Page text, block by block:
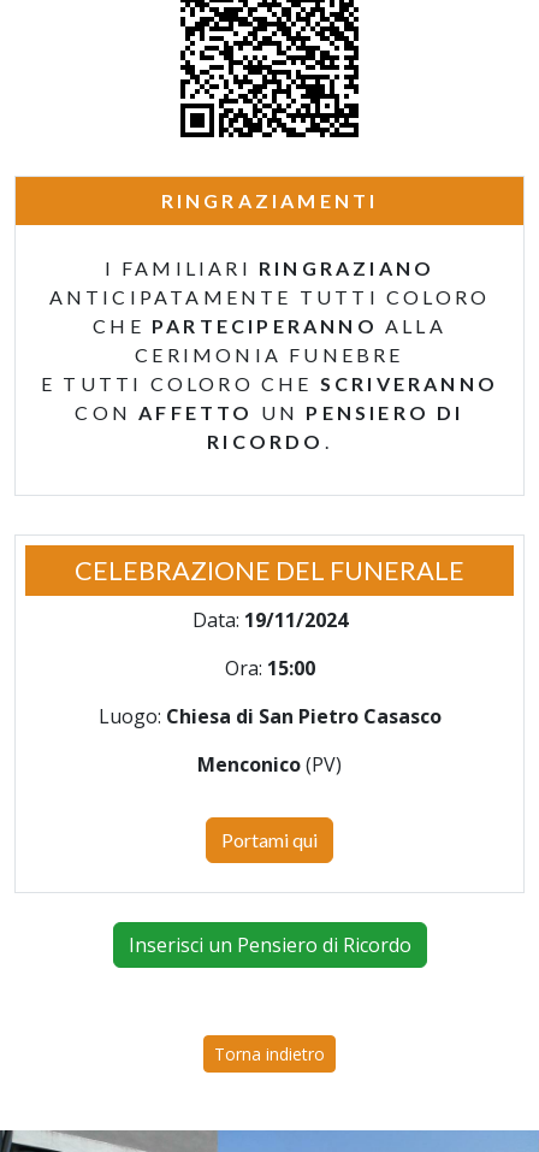
RINGRAZIAMENTI
I FAMILIARI RINGRAZIANO
ANTICIPATAMENTE TUTTI COLORO
CHE PARTECIPERANNO ALLA
CERIMONIA FUNEBRE
E TUTTI COLORO CHE SCRIVERANNO
CONAFFETTO UN PENSIERO DI
RICORDO .
CELEBRAZIONE DEL FUNERALE
Data: 19/11/2024
Ora: 15:00
Luogo: Chiesa di San Pietro Casasco
Menconico(PV)
Portami qui
Inserisci un Pensiero di Ricordo
Torna indietro